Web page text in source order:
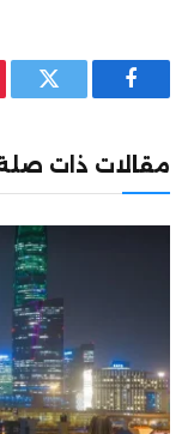
فيسبوك تويتر
مقالات ذات